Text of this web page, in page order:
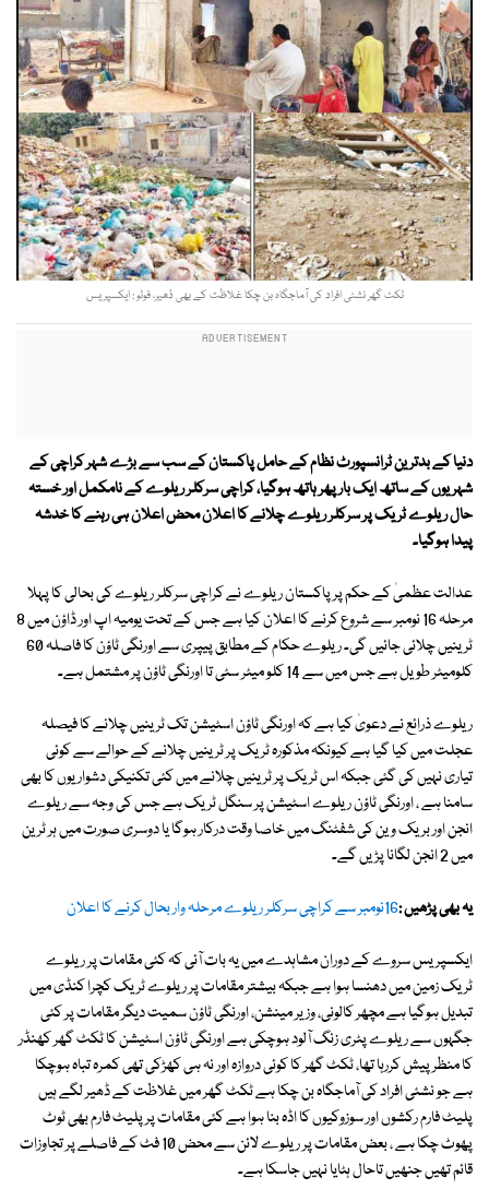
ٹکٹ گھر نشئی افراد کی آماجگاہ بن چکا غلاظت کے بھی ڈھیر، فوٹو : ایکسپریس
دنیا کے بدترین ٹرانسپورٹ نظام کے حامل پاکستان کے سب سے بڑے شہر کراچی کے
شہریوں کے ساتھ ایک بار پھر ہاتھ ہوگیا، کراچی سرکلر ریلوے کے نامکمل اور خستہ
حال ریلوے ٹریک پر سرکلر ریلوے چلانے کا اعلان محض اعلان ہی رہنے کا خدشہ
پیدا ہوگیا۔
عدالت عظمیٰ کے حکم پر پاکستان ریلوے نے کراچی سرکلر ریلوے کی بحالی کا پہلا
مرحلہ 16 نومبر سے شروع کرنے کا اعلان کیا ہے جس کے تحت یومیہ اپ اور ڈاؤن میں 8
ٹرینیں چلائی جائیں گی۔ ریلوے حکام کے مطابق پیپری سے اورنگی ٹاؤن کا فاصلہ 60
کلومیٹر طویل ہے جس میں سے 14 کلو میٹر سٹی تا اورنگی ٹاؤن پر مشتمل ہے۔
ریلوے ذرائع نے دعویٰ کیا ہے کہ اورنگی ٹاؤن اسٹیشن تک ٹرینیں چلانے کا فیصلہ
عجلت میں کیا گیا ہے کیونکہ مذکورہ ٹریک پر ٹرینیں چلانے کے حوالے سے کوئی
تیاری نہیں کی گئی جبکہ اس ٹریک پر ٹرینیں چلانے میں کئی تکنیکی دشواریوں کا بھی
سامنا ہے ، اورنگی ٹاؤن ریلوے اسٹیشن پر سنگل ٹریک ہے جس کی وجہ سے ریلوے
انجن اور بریک وین کی شفٹنگ میں خاصا وقت درکار ہوگا یا دوسری صورت میں ہر ٹرین
میں 2 انجن لگانا پڑیں گے۔
یہ بھی پڑھیں :16نومبر سے کراچی سرکلر ریلوے مرحلہ وار بحال کرنے کا اعلان
ایکسپریس سروے کے دوران مشاہدے میں یہ بات آئی کہ کئی مقامات پر ریلوے
ٹریک زمین میں دھنسا ہوا ہے جبکہ بیشتر مقامات پر ریلوے ٹریک کچرا کنڈی میں
تبدیل ہوگیا ہے مچھر کالونی، وزیر مینشن، اورنگی ٹاؤن سمیت دیگر مقامات پر کئی
جگہوں سے ریلوے پٹری زنگ آلود ہوچکی ہے اورنگی ٹاؤن اسٹیشن کا ٹکٹ گھر کھنڈر
کا منظر پیش کررہا تھا، ٹکٹ گھر کا کوئی دروازہ اور نہ ہی کھڑکی تھی کمرہ تباہ ہوچکا
ہے جو نشئی افراد کی آماجگاہ بن چکا ہے ٹکٹ گھر میں غلاظت کے ڈھیر لگے ہیں
پلیٹ فارم رکشوں اور سوزوکیوں کا اڈہ بنا ہوا ہے کئی مقامات پر پلیٹ فارم بھی ٹوٹ
پھوٹ چکا ہے ، بعض مقامات پر ریلوے لائن سے محض 10 فٹ کے فاصلے پر تجاوزات
قائم تھیں جنھیں تاحال ہٹایا نہیں جاسکا ہے۔